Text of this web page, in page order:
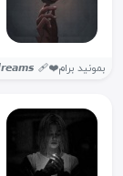
بمونید برام❤️‍🩹 𝙇𝙤𝙨𝙩 𝙙𝙧𝙚𝙖𝙢𝙨❤️‍🩹